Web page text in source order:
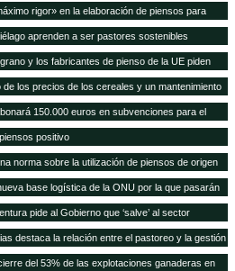
rigor» en la elaboración de piensos para
aprenden a ser pastores sostenibles
y los fabricantes de pienso de la UE piden
de 8 cultivos MG
los precios de los cereales y un mantenimiento
en los próximos 10 años según FAO/OCDE
150.000 euros en subvenciones para el
positivo
norma sobre la utilización de piensos de origen
base logística de la ONU por la que pasarán
para África al año
pide al Gobierno que ‘salve’ al sector
destaca la relación entre el pastoreo y la gestión
del 53% de las explotaciones ganaderas en